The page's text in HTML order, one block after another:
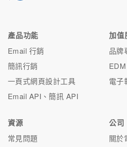
產品功能
Email 行銷
簡訊行銷
一頁式網頁設計工具
Email API、簡訊 API
加值
品牌
電子
資源
常見問題
公司
關於